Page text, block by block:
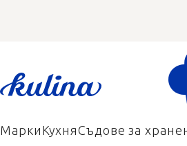
МаркиКухняСъдове за